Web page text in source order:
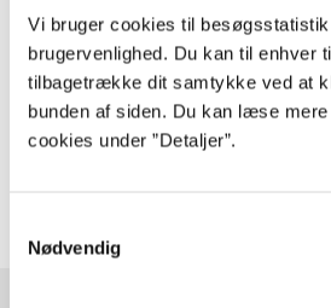
Vi bruger cookies til
brugervenlighed. Du kan til enhver
tilbagetrække dit samtykke ved at
bunden af siden. Du kan læse
cookies under ”Detaljer”.
Nødvendig
Artiklen er en del af
lorem ipsum dolor sit
Tidsskrift
handler ofte om